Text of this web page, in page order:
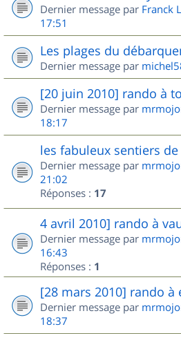
Dernier message par Franck
17:51
Les plages du
Dernier message par
[20 juin 2010] rando à
Dernier message par
18:17
les fabuleux sentiers
Dernier message par
21:02
Réponses : 17
4 avril 2010] rando à
Dernier message par
16:43
Réponses : 1
[28 mars 2010] rando
Dernier message par
18:37